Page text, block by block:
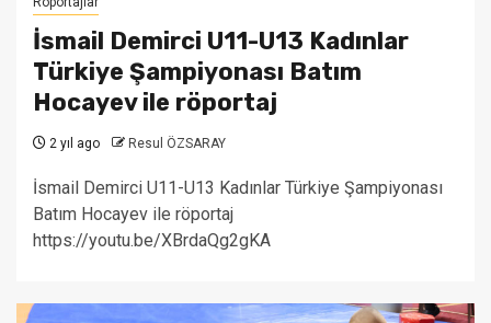
İsmail Demirci U11-U13 Kadınlar
Türkiye Şampiyonası Batım
Hocayev ile röportaj
2 yıl ago Resul ÖZSARAY
İsmail Demirci U11-U13 Kadınlar Türkiye Şampiyonası
Batım Hocayev ile röportaj
https://youtu.be/XBrdaQg2gKA